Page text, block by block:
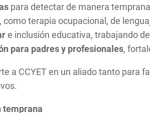
para detectar de manera
, como terapia ocupacional, de
e inclusión educativa, trabajando
para padres y profesionales,
a CCYET en un aliado tanto
temprana